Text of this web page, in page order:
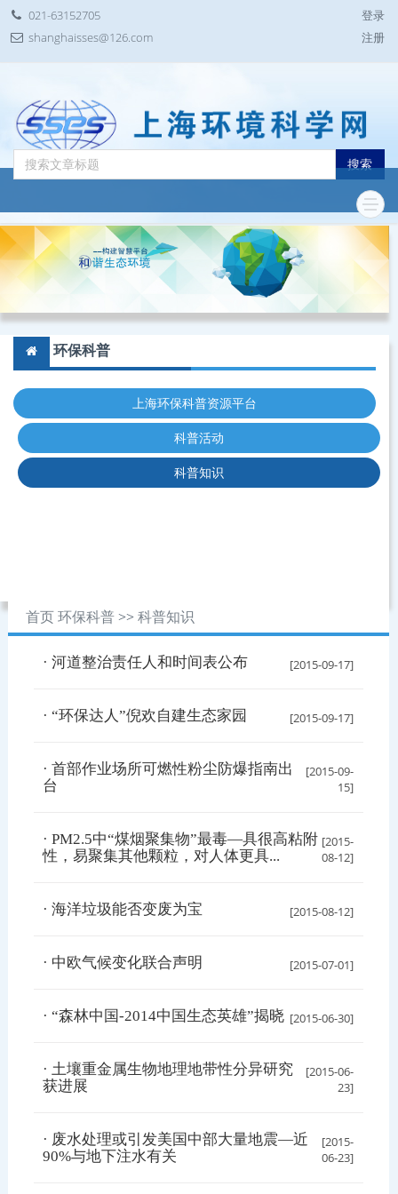
021-63152705
shanghaisses@126.com
登录
注册
搜索
环保科普
上海环保科普资源平台
科普活动
科普知识
首页 环保科普>> 科普知识
· 河道整治责任人和时间表公布 [2015-09-17]
· “环保达人”倪欢自建生态家园 [2015-09-17]
· 首部作业场所可燃性粉尘防爆指南出
台
[2015-09-
15]
· PM2.5中“煤烟聚集物”最毒—具很高粘附
性，易聚集其他颗粒，对人体更具...
[2015-
08-12]
· 海洋垃圾能否变废为宝 [2015-08-12]
· 中欧气候变化联合声明 [2015-07-01]
· “森林中国-2014中国生态英雄”揭晓 [2015-06-30]
· 土壤重金属生物地理地带性分异研究
获进展
[2015-06-
23]
· 废水处理或引发美国中部大量地震—近
90%与地下注水有关
[2015-
06-23]